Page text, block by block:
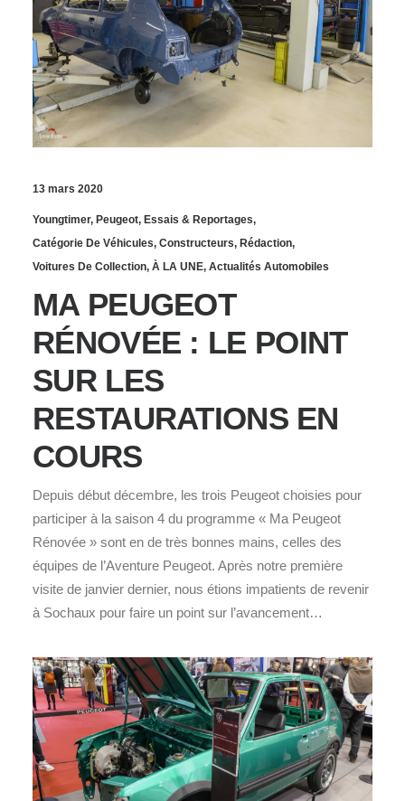
13 mars 2020
Youngtimer, Peugeot, Essais & Reportages,
Catégorie De Véhicules, Constructeurs, Rédaction,
Voitures De Collection, À LA UNE, Actualités Automobiles
MA PEUGEOT
RÉNOVÉE : LE POINT
SUR LES
RESTAURATIONS EN
COURS
Depuis début décembre, les trois Peugeot choisies pour
participer à la saison 4 du programme « Ma Peugeot
Rénovée » sont en de très bonnes mains, celles des
équipes de l’Aventure Peugeot. Après notre première
visite de janvier dernier, nous étions impatients de revenir
à Sochaux pour faire un point sur l’avancement…